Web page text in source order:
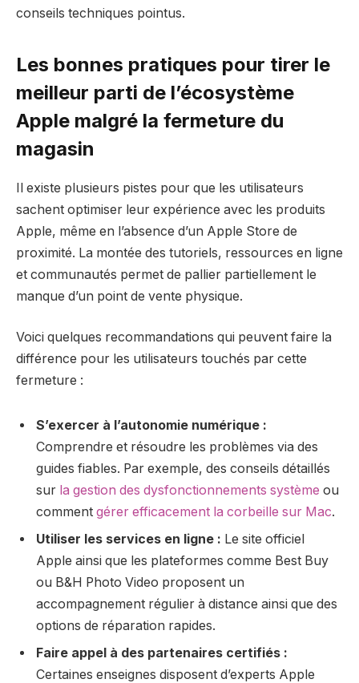
conseils techniques pointus.
Les bonnes pratiques pour tirer le
meilleur parti de l’écosystème
Apple malgré la fermeture du
magasin
Il existe plusieurs pistes pour que les utilisateurs
sachent optimiser leur expérience avec les produits
Apple, même en l’absence d’un Apple Store de
proximité. La montée des tutoriels, ressources en ligne
et communautés permet de pallier partiellement le
manque d’un point de vente physique.
Voici quelques recommandations qui peuvent faire la
différence pour les utilisateurs touchés par cette
fermeture :
S’exercer à l’autonomie numérique :
Comprendre et résoudre les problèmes via des
guides fiables. Par exemple, des conseils détaillés
sur la gestion des dysfonctionnements système ou
comment gérer efficacement la corbeille sur Mac.
Utiliser les services en ligne : Le site officiel
Apple ainsi que les plateformes comme Best Buy
ou B&H Photo Video proposent un
accompagnement régulier à distance ainsi que des
options de réparation rapides.
Faire appel à des partenaires certifiés :
Certaines enseignes disposent d’experts Apple